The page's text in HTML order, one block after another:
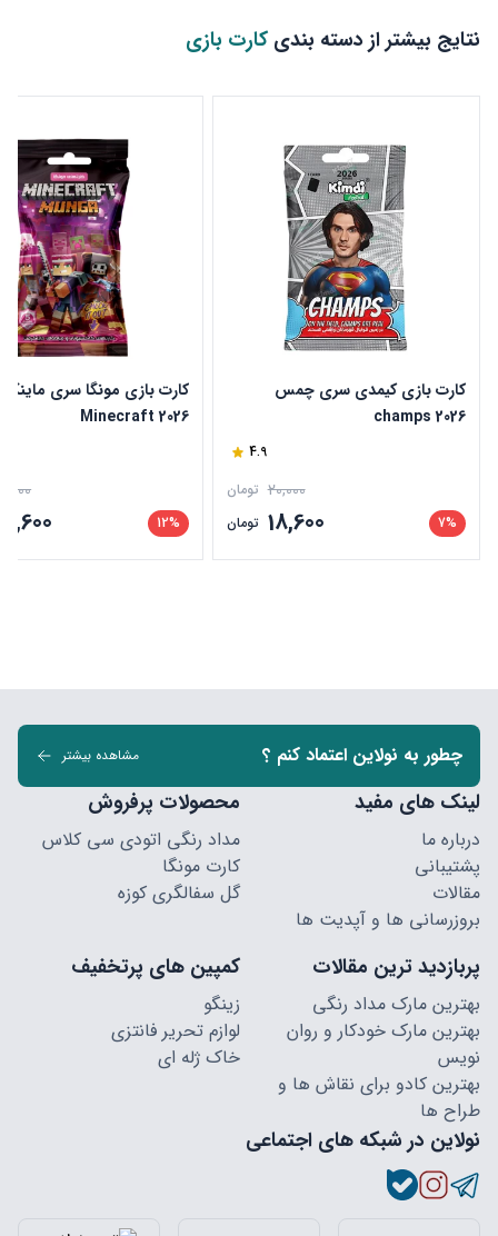
نتایج بیشتر از دسته بندی کارت بازی
کارت بازی کیمدی سری چمس
champs 2026
4.9
20,000 تومان
7%
18,600 تومان
کارت بازی مونگا سری
2026 Minecraft
12%
چطور به نولاین اعتماد کنم ؟ مشاهده بیشتر
لینک های مفید
درباره ما
پشتیبانی
مقالات
بروزرسانی ها و آپدیت ها
محصولات پرفروش
مداد رنگی اتودی سی کلاس
کارت مونگا
گل سفالگری کوزه
پربازدید ترین مقالات
بهترین مارک مداد رنگی
بهترین مارک خودکار و روان
نویس
بهترین کادو برای نقاش ها و
طراح ها
کمپین های پرتخفیف
زینگو
لوازم تحریر فانتزی
خاک ژله ای
نولاین در شبکه های اجتماعی